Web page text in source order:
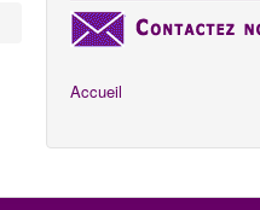
Accueil